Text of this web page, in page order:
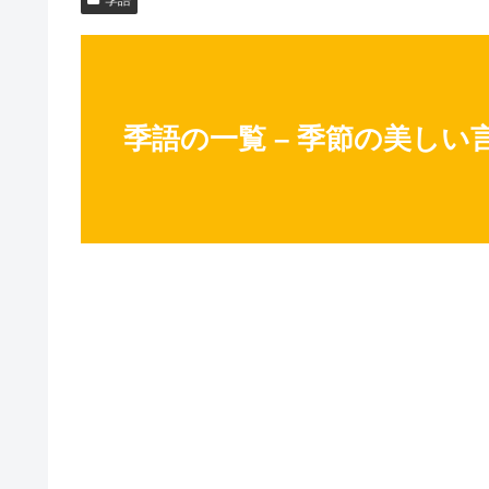
季語の一覧 – 季節の美しい